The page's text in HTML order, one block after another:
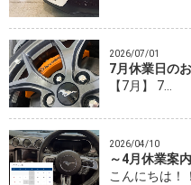
2026/07/01
7月休業日の
【7月】 7…
2026/04/10
～4月休業案
こんにちは！